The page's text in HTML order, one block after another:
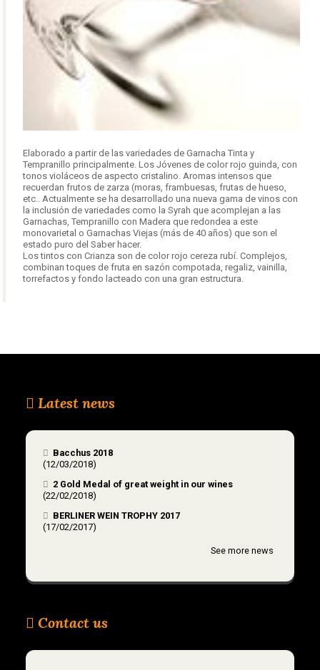
Elaborado a partir de las variedades de Garnacha Tinta y
Tempranillo principalmente. Los Jóvenes de color rojo guinda, con
tonos violáceos de aspecto cristalino. Aromas intensos que
recuerdan frutos de zarza (moras, frambuesas, frutas de hueso,
etc.. Actualmente se ha desarrollado una nueva gama de vinos con
la inclusión de variedades como la Syrah que acomplejan a las
Garnachas, Tempranillo con Madera que redondea a este
monovarietal o Garnachas Viejas (más de 40 años) que son el
estado puro del Saber hacer.
Los tintos con Crianza son de color rojo cereza rubí. Complejos,
combinan toques de fruta en sazón compotada, regaliz, vainilla,
torrefactos y fondo lacteado con una gran estructura.
Latest news
Bacchus 2018
(12/03/2018)
2 Gold Medal of great weight in our wines
(22/02/2018)
BERLINER WEIN TROPHY 2017
(17/02/2017)
See more news
Contact us